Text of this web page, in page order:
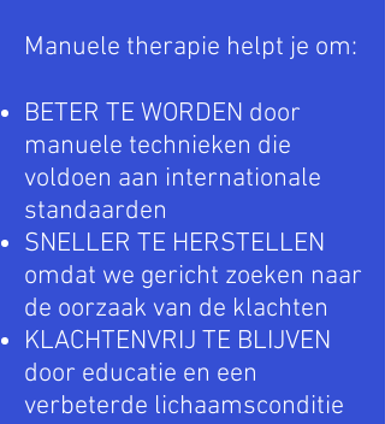
Manuele therapie helpt je om:
BETER TE WORDEN door
manuele technieken die
voldoen aan internationale
standaarden
SNELLER TE HERSTELLEN
omdat we gericht zoeken naar
de oorzaak van de klachten
KLACHTENVRIJ TE BLIJVEN
door educatie en een
verbeterde lichaamsconditie